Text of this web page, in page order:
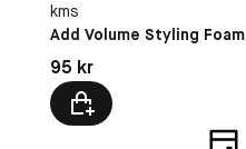
kms
Add Volume Styling Foam
Pris: 95 kr
95 kr